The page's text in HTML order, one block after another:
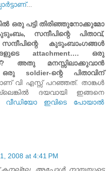
...
ഒരു പട്ടി തിരിഞ്ഞുനോക്കുമോ
സന്ദീപിന്റെ പിതാവ്,
കുടുംബാംഗങ്ങള്‍
attachment…. ഒരു
അതു മനസ്സിലാക്കുവാന്‍
ഒരു soldier-ന്റെ പിതാവിന്
വി എസ്സ് പറഞ്ഞത്. താങ്കള്‍
ദയവായി ഇങ്ങനെ
വീഡിയോ ഇവിടെ പോയാല്‍
2008 at 4:41 PM